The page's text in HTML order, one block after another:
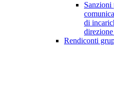
Sanzioni
di
Rendiconti